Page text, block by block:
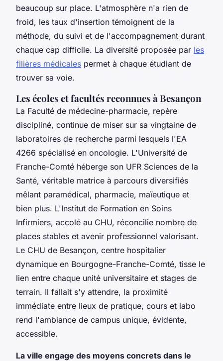
beaucoup sur place. L'atmosphère n'a rien de
froid, les taux d'insertion témoignent de la
méthode, du suivi et de l'accompagnement durant
chaque cap difficile. La diversité proposée par les
filières médicales permet à chaque étudiant de
trouver sa voie.
Les écoles et facultés reconnues à Besançon
La Faculté de médecine-pharmacie, repère
discipliné, continue de miser sur sa vingtaine de
laboratoires de recherche parmi lesquels l'EA
4266 spécialisé en oncologie. L'Université de
Franche-Comté héberge son UFR Sciences de la
Santé, véritable matrice à parcours diversifiés
mêlant paramédical, pharmacie, maïeutique et
bien plus. L'Institut de Formation en Soins
Infirmiers, accolé au CHU, réconcilie nombre de
places stables et avenir professionnel valorisant.
Le CHU de Besançon, centre hospitalier
dynamique en Bourgogne-Franche-Comté, tisse le
lien entre chaque unité universitaire et stages de
terrain. Il fallait s'y attendre, la proximité
immédiate entre lieux de pratique, cours et labo
rend l'ambiance de campus unique, évidente,
accessible.
La ville engage des moyens concrets dans le